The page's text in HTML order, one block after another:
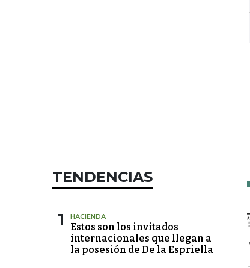
TENDENCIAS
1 HACIENDA
Estos son los invitados
internacionales que llegan a
la posesión de De la Espriella